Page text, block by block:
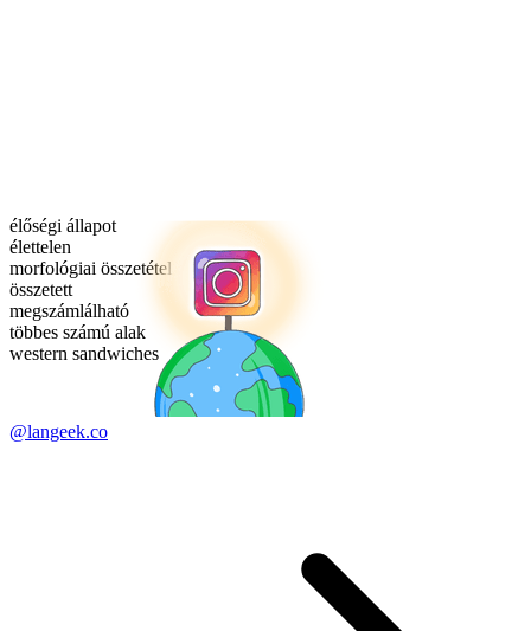
élőségi állapot
élettelen
morfológiai összetétel
összetett
megszámlálható
többes számú alak
western sandwiches
@langeek.co